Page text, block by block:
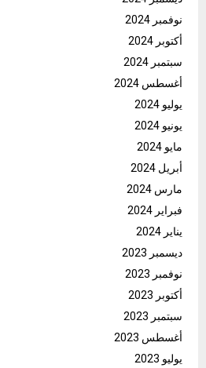
نوفمبر 2024
أكتوبر 2024
سبتمبر 2024
أغسطس 2024
يوليو 2024
يونيو 2024
مايو 2024
أبريل 2024
مارس 2024
فبراير 2024
يناير 2024
ديسمبر 2023
نوفمبر 2023
أكتوبر 2023
سبتمبر 2023
أغسطس 2023
يوليو 2023